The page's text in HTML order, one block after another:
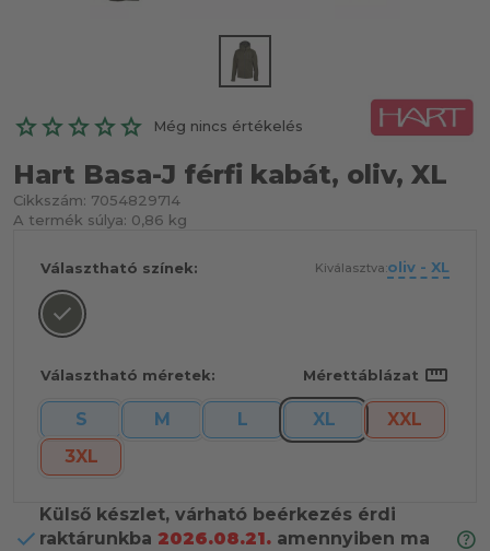
Még nincs értékelés
Hart Basa-J férfi kabát, oliv, XL
Cikkszám: 7054829714
A termék súlya: 0,86 kg
Választható színek: Kiválasztva:oliv - XL
Választható méretek: Mérettáblázat straighten
S M L XL
XXL
3XL
Külső készlet, várható beérkezés érdi
raktárunkba 2026.08.21. amennyiben ma